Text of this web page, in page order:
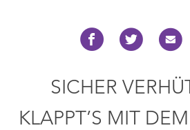
SICHER
KLAPPT’S MIT